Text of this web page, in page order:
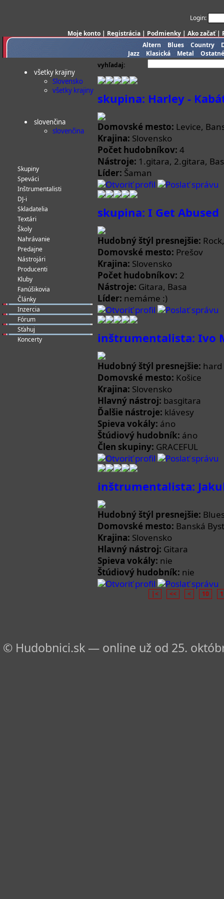
Login:
Moje konto | Registrácia | Podmienky | Ako začať|
Altern
Blues Country
Jazz
Klasická Metal
Ostatné
vyhľadaj:
všetky krajiny
Slovensko
všetky krajiny
slovenčina
slovenčina
Skupiny
Speváci
Inštrumentalisti
DJ-i
Skladatelia
Textári
Školy
Nahrávanie
Predajne
Nástrojári
Producenti
Kluby
Fanúšikovia
Články
Inzercia
Fórum
Sťahuj
Koncerty
skupina: Harley -
Domovské mesto: Levice,
Krajina: Slovensko
Počet hudobníkov: 4
Nástroje: 1.gitara, 2.gitara,
Líder: Šaman
Otvoriť profil
Poslať správu
skupina: I Get Abused
Hudobný štýl presnejšie:
Domovské mesto: Prešov
Krajina: Slovensko
Počet hudobníkov: 2
Nástroje: Gitara, Basa
Líder: nemáme :)
Otvoriť profil
Poslať správu
inštrumentalista: Ivo
Hudobný štýl presnejšie: hard
Domovské mesto: Košice
Krajina: Slovensko
Hlavný nástroj: basgitara
Ďalšie nástroje: klávesy
Spieva vokály: áno
Štúdiový hudobník: áno
Člen skupiny: GRACEFUL
Otvoriť profil
Poslať správu
inštrumentalista:
Hudobný štýl presnejšie:
Domovské mesto: Banská
Krajina: Slovensko
Hlavný nástroj: Gitara
Spieva vokály: nie
Štúdiový hudobník: nie
Otvoriť profil
Poslať správu
|< << < 10
© Hudobnici.sk — online už od 25.